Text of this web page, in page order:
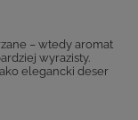
– wtedy aromat
wyrazisty.
elegancki deser